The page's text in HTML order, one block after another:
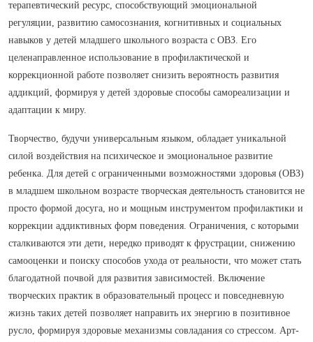
терапевтический ресурс, способствующий эмоциональной
регуляции, развитию самосознания, когнитивных и социальных
навыков у детей младшего школьного возраста с ОВЗ. Его
целенаправленное использование в профилактической и
коррекционной работе позволяет снизить вероятность развития
аддикций, формируя у детей здоровые способы самореализации и
адаптации к миру.
Творчество, будучи универсальным языком, обладает уникальной
силой воздействия на психическое и эмоциональное развитие
ребенка. Для детей с ограниченными возможностями здоровья (ОВЗ)
в младшем школьном возрасте творческая деятельность становится не
просто формой досуга, но и мощным инструментом профилактики и
коррекции аддиктивных форм поведения. Ограничения, с которыми
сталкиваются эти дети, нередко приводят к фрустрации, снижению
самооценки и поиску способов ухода от реальности, что может стать
благодатной почвой для развития зависимостей. Включение
творческих практик в образовательный процесс и повседневную
жизнь таких детей позволяет направить их энергию в позитивное
русло, формируя здоровые механизмы совладания со стрессом. Арт-